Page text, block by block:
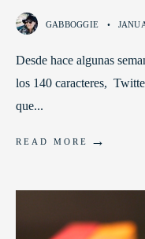
GABBOGGIE •
Desde hace algunas
los 140 caracteres,
que...
READ MORE →